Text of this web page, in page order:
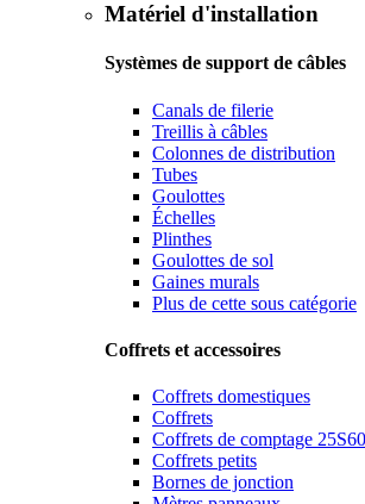
Matériel d'installation
Systèmes de support de câbles
Canals de filerie
Treillis à câbles
Colonnes de distribution
Tubes
Goulottes
Échelles
Plinthes
Goulottes de sol
Gaines murals
Plus de cette sous catégorie
Coffrets et accessoires
Coffrets domestiques
Coffrets
Coffrets de comptage 25S60
Coffrets petits
Bornes de jonction